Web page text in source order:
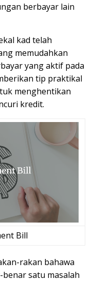
berbayar lain
kad telah
memudahkan
yang aktif pada
tip praktikal
menghentikan
kredit.
Bill
rakan bahawa
satu masalah